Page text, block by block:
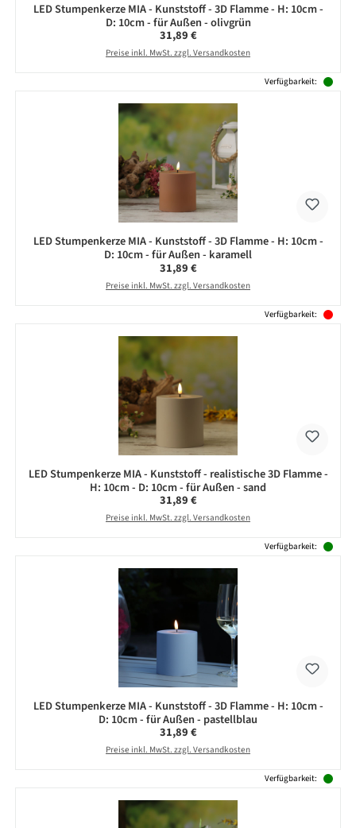
LED Stumpenkerze MIA - Kunststoff - 3D Flamme - H: 10cm -
D: 10cm - für Außen - olivgrün
Regulärer Preis:
31,89 €
Preise inkl. MwSt. zzgl. Versandkosten
Verfügbarkeit:
LED Stumpenkerze MIA - Kunststoff - 3D Flamme - H: 10cm -
D: 10cm - für Außen - karamell
Regulärer Preis:
31,89 €
Preise inkl. MwSt. zzgl. Versandkosten
Verfügbarkeit:
LED Stumpenkerze MIA - Kunststoff - realistische 3D Flamme -
H: 10cm - D: 10cm - für Außen - sand
Regulärer Preis:
31,89 €
Preise inkl. MwSt. zzgl. Versandkosten
Verfügbarkeit:
LED Stumpenkerze MIA - Kunststoff - 3D Flamme - H: 10cm -
D: 10cm - für Außen - pastellblau
Regulärer Preis:
31,89 €
Preise inkl. MwSt. zzgl. Versandkosten
Verfügbarkeit: